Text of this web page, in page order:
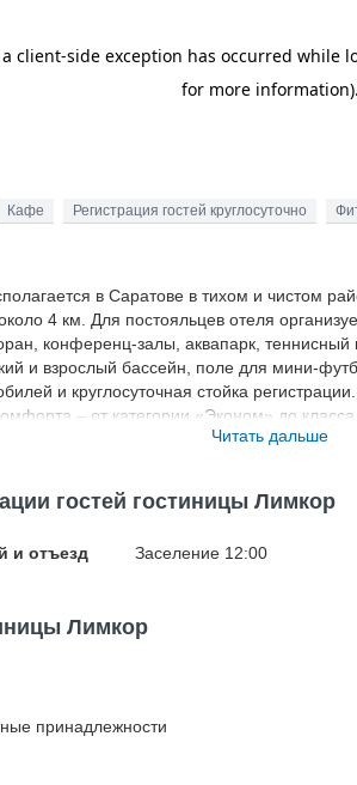
Кафе Регистрация гостей круглосуточно
в Саратове в тихом и чистом
4 км. Для постояльцев отеля
конференц-залы, аквапарк,
и взрослый бассейн, поле для мини-
и круглосуточная стойка
– от категории «Эконом» до
система кондиционирования воздуха
Читать дальше
гостей гостиницы Лимкор
и отъезд Заселение 12:00
Лимкор
принадлежности